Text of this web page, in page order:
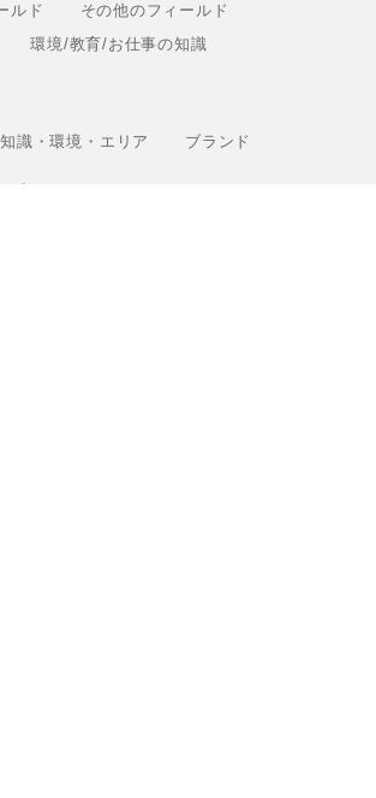
ルド
その他のフィールド
環境/教育/お仕事の知識
知識・環境・エリア ブランド
て